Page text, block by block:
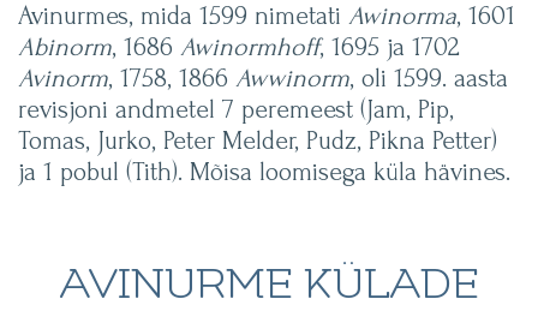
Avinurmes, mida 1599 nimetati Awinorma, 1601
Abinorm, 1686 Awinormhoff, 1695 ja 1702
Avinorm, 1758, 1866 Awwinorm, oli 1599. aasta
revisjoni andmetel 7 peremeest (Jam, Pip,
Tomas, Jurko, Peter Melder, Pudz, Pikna Petter)
ja 1 pobul (Tith). Mõisa loomisega küla hävines.
AVINURME KÜLADE